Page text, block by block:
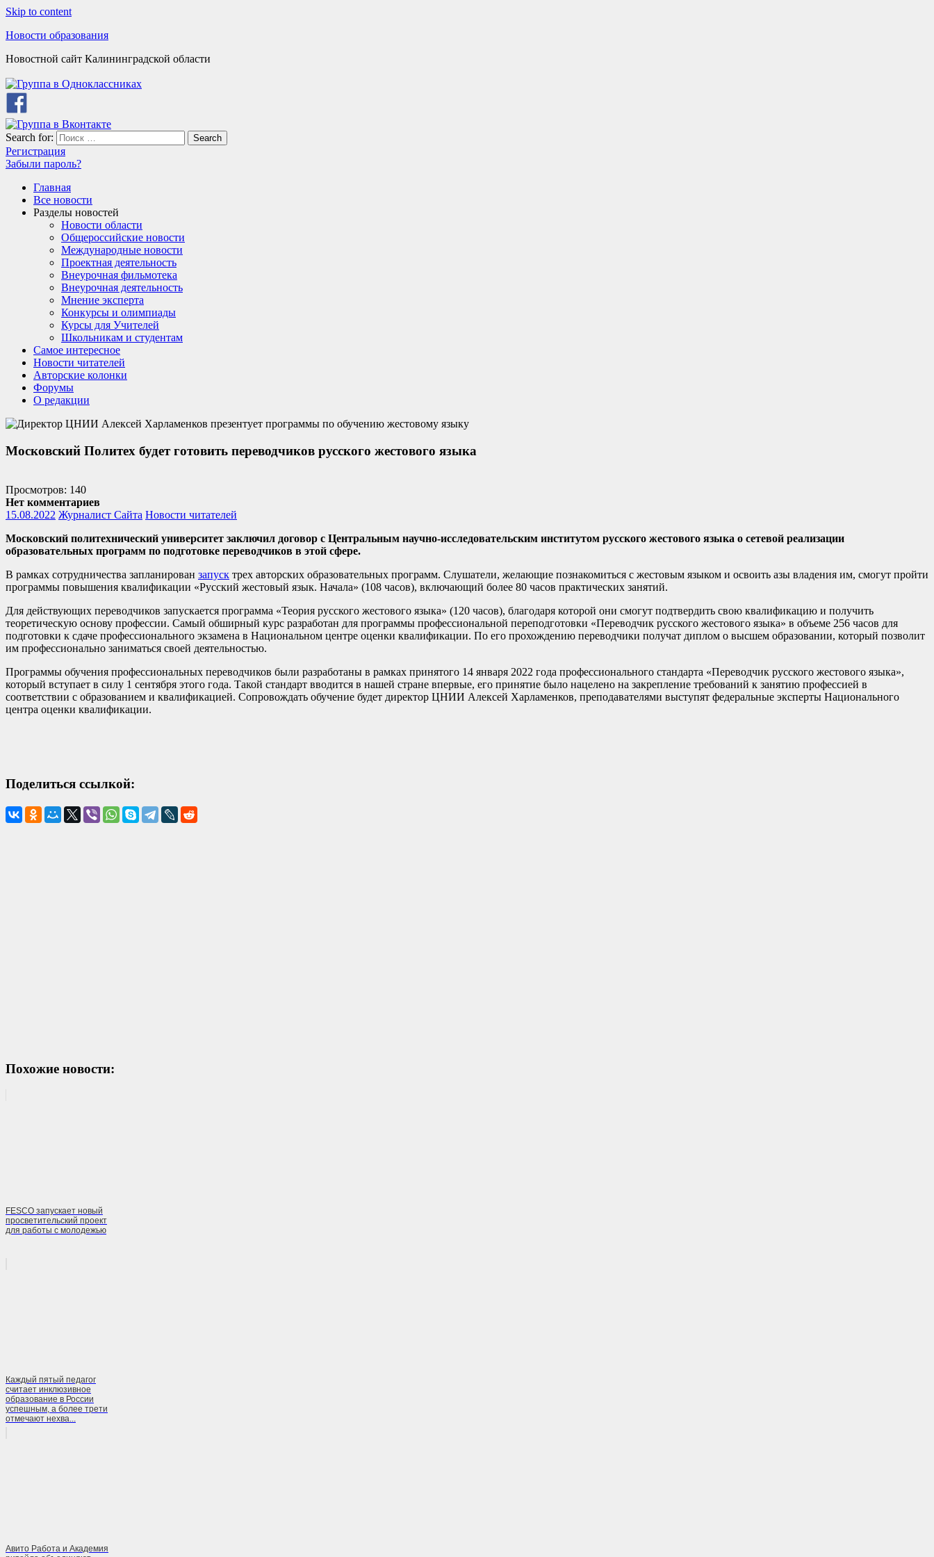
Skip to content
Новости образования
Новостной сайт Калининградской области
Search for: Search
Регистрация
Забыли пароль?
Главная
Все новости
Разделы новостей
Новости области
Общероссийские новости
Международные новости
Проектная деятельность
Внеурочная фильмотека
Внеурочная деятельность
Мнение эксперта
Конкурсы и олимпиады
Курсы для Учителей
Школьникам и студентам
Самое интересное
Новости читателей
Авторские колонки
Форумы
О редакции
Московский Политех будет готовить переводчиков русского жестового языка
Просмотров: 140
Нет комментариев
15.08.2022 Журналист Сайта Новости читателей
Московский политехнический университет заключил договор с Центральным научно-исследовательским институтом русского жестового языка о сетевой реализации
образовательных программ по подготовке переводчиков в этой сфере.
В рамках сотрудничества запланирован запуск трех авторских образовательных программ. Слушатели, желающие познакомиться с жестовым языком и освоить азы владения им, смогут пройти
программы повышения квалификации «Русский жестовый язык. Начала» (108 часов), включающий более 80 часов практических занятий.
Для действующих переводчиков запускается программа «Теория русского жестового языка» (120 часов), благодаря которой они смогут подтвердить свою квалификацию и получить
теоретическую основу профессии. Самый обширный курс разработан для программы профессиональной переподготовки «Переводчик русского жестового языка» в объеме 256 часов для
подготовки к сдаче профессионального экзамена в Национальном центре оценки квалификации. По его прохождению переводчики получат диплом о высшем образовании, который позволит
им профессионально заниматься своей деятельностью.
Программы обучения профессиональных переводчиков были разработаны в рамках принятого 14 января 2022 года профессионального стандарта «Переводчик русского жестового языка»,
который вступает в силу 1 сентября этого года. Такой стандарт вводится в нашей стране впервые, его принятие было нацелено на закрепление требований к занятию профессией в
соответствии с образованием и квалификацией. Сопровождать обучение будет директор ЦНИИ Алексей Харламенков, преподавателями выступят федеральные эксперты Национального
центра оценки квалификации.
Поделиться ссылкой:
Похожие новости:
FESCO запускает новый
просветительский проект
для работы с молодежью
Каждый пятый педагог
считает инклюзивное
образование в России
успешным, а более трети
отмечают нехва...
Авито Работа и Академия